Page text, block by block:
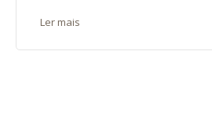
Ler mais